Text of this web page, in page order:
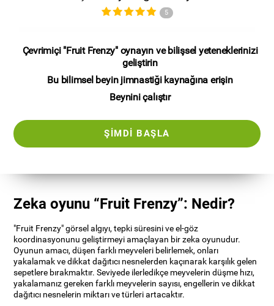
5
Çevrimiçi "Fruit Frenzy" oynayın ve bilişsel yeteneklerinizi
geliştirin
Bu bilimsel beyin jimnastiği kaynağına erişin
Beynini çalıştır
ŞIMDI BAŞLA
Zeka oyunu “Fruit Frenzy”: Nedir?
"Fruit Frenzy" görsel algıyı, tepki süresini ve el-göz
koordinasyonunu geliştirmeyi amaçlayan bir zeka oyunudur.
Oyunun amacı, düşen farklı meyveleri belirlemek, onları
yakalamak ve dikkat dağıtıcı nesnelerden kaçınarak karşılık gelen
sepetlere bırakmaktır. Seviyede ilerledikçe meyvelerin düşme hızı,
yakalamanız gereken farklı meyvelerin sayısı, engellerin ve dikkat
dağıtıcı nesnelerin miktarı ve türleri artacaktır.